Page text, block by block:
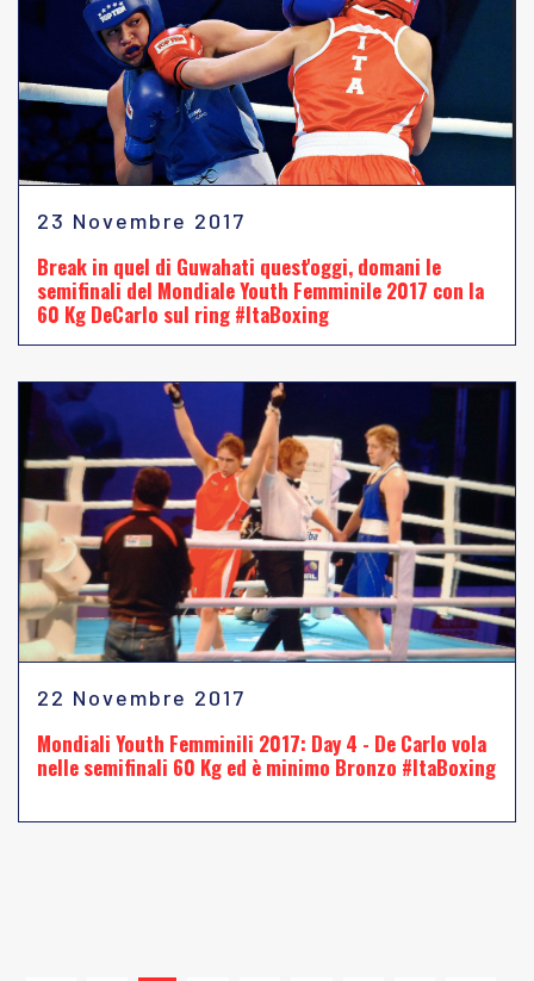
23 Novembre 2017
Break in quel di Guwahati quest'oggi, domani le
semifinali del Mondiale Youth Femminile 2017 con la
60 Kg DeCarlo sul ring #ItaBoxing
22 Novembre 2017
Mondiali Youth Femminili 2017: Day 4 - De Carlo vola
nelle semifinali 60 Kg ed è minimo Bronzo #ItaBoxing